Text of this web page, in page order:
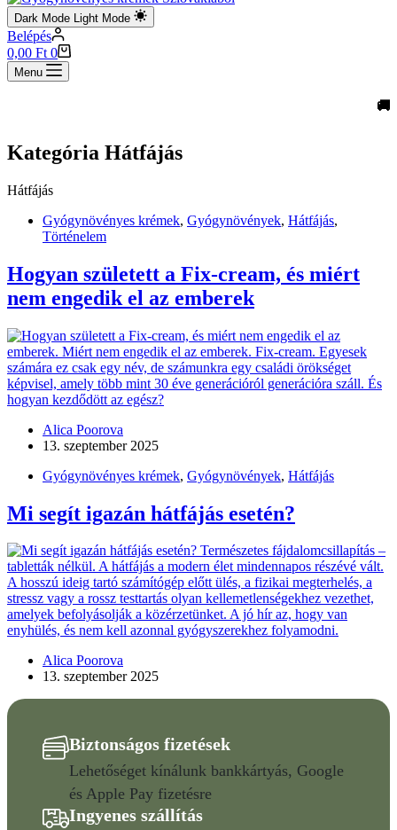
Dark Mode Light Mode
Belépés
Shopping
cart
0,00 Ft 0
Menu
🚚
Kategória Hátfájás
Hátfájás
Gyógynövényes krémek, Gyógynövények, Hátfájás,
Történelem
Hogyan született a Fix-cream, és miért
nem engedik el az emberek
Alica Poorova
13. szeptember 2025
Gyógynövényes krémek, Gyógynövények, Hátfájás
Mi segít igazán hátfájás esetén?
Alica Poorova
13. szeptember 2025
Biztonságos fizetések
Lehetőséget kínálunk bankkártyás, Google
és Apple Pay fizetésre
Ingyenes szállítás